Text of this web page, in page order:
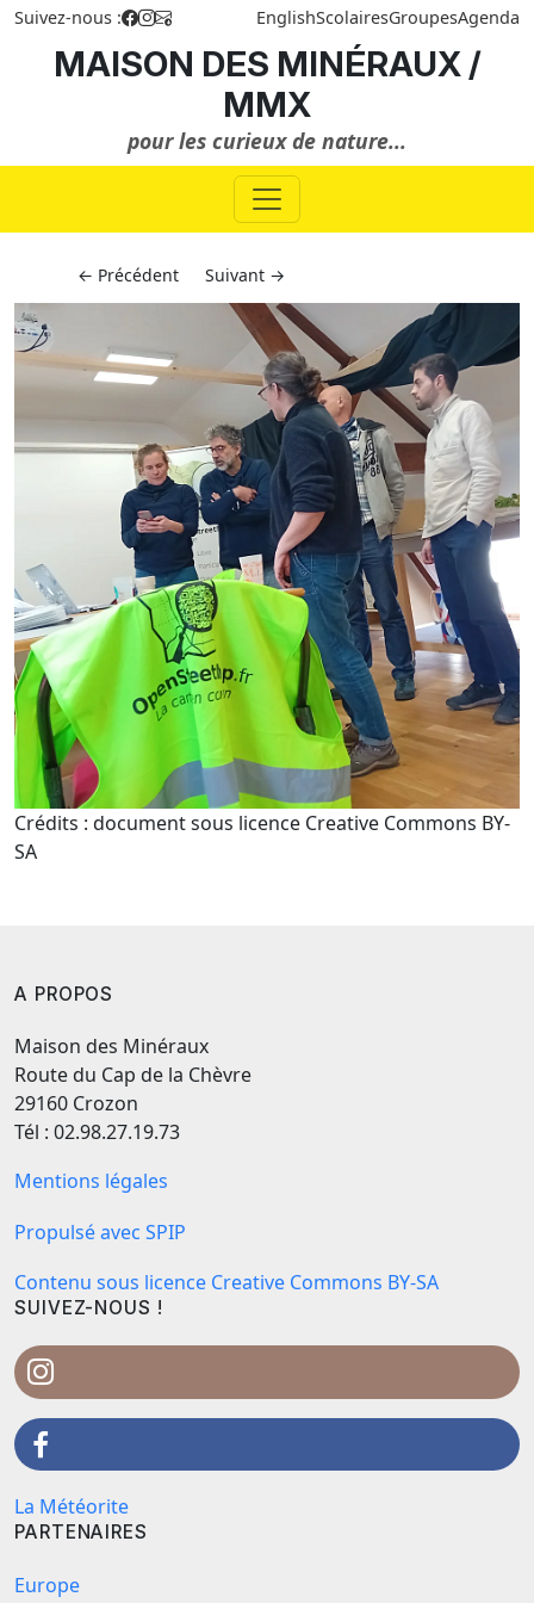
Suivez-nous : EnglishScolairesGroupesAgenda
MAISON DES MINÉRAUX /
MMX
pour les curieux de nature...
← Précédent Suivant →
Crédits : document sous licence Creative Commons BY-
SA
A PROPOS
Maison des Minéraux
Route du Cap de la Chèvre
29160 Crozon
Tél : 02.98.27.19.73
Mentions légales
Propulsé avec SPIP
Contenu sous licence Creative Commons BY-SA
SUIVEZ-NOUS !
La Météorite
PARTENAIRES
Europe